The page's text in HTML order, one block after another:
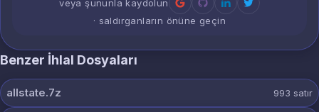
veya şununla kaydolun
· saldırganların önüne geçin
Benzer İhlal Dosyaları
allstate.7z 993 satır